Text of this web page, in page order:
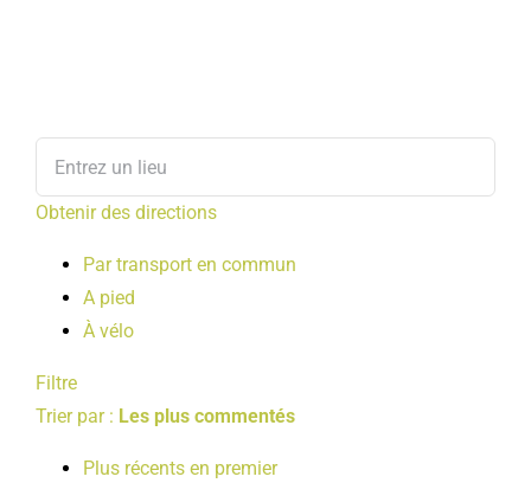
Obtenir des directions
Par transport en commun
A pied
À vélo
Filtre
Trier par : Les plus commentés
Plus récents en premier